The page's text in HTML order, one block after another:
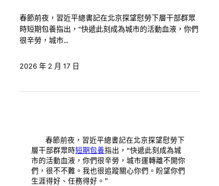
春節前夜，習近平總書記在北京探望慰勞下層干部群眾
時短期包養指出，“快遞此刻成為城市的活動血液，你們
很辛勞，城市…
2026 年 2 月 17 日
春節前夜，習近平總書記在北京探望慰勞下
層干部群眾時短期包養指出，“快遞此刻成為城
市的活動血液，你們很辛勞，城市運轉離不開你
們，很不不難。我也很追蹤關心你們。盼望你們
生涯得好、任務得好。”